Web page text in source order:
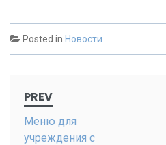
Posted in Новости
navigation
PREV
Меню для
учреждения с